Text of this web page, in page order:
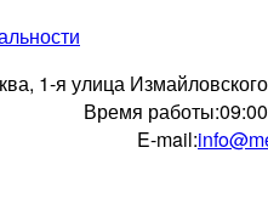
1-я улица
Время работы:
E-mail: